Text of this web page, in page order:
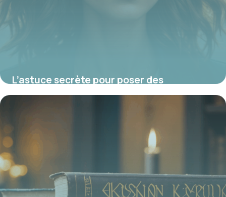
L’astuce secrète pour poser des
extensions sur cheveux très courts et